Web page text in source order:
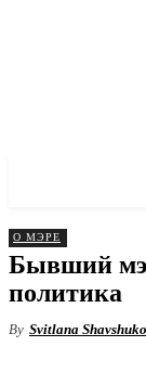
О МЭРЕ
Бывший
политика
By Svitlana